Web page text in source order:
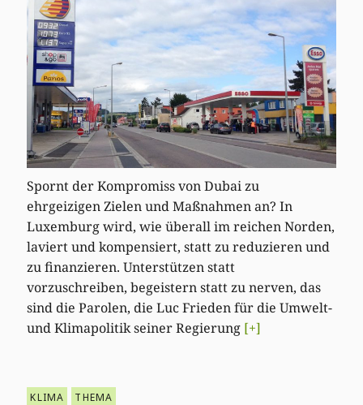
Spornt der Kompromiss von Dubai zu
ehrgeizigen Zielen und Maßnahmen an? In
Luxemburg wird, wie überall im reichen Norden,
laviert und kompensiert, statt zu reduzieren und
zu finanzieren. Unterstützen statt
vorzuschreiben, begeistern statt zu nerven, das
sind die Parolen, die Luc Frieden für die Umwelt-
und Klimapolitik seiner Regierung [+]
KLIMA THEMA